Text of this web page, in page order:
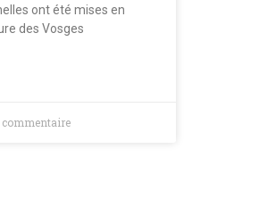
ont été mises en
des Vosges
commentaire